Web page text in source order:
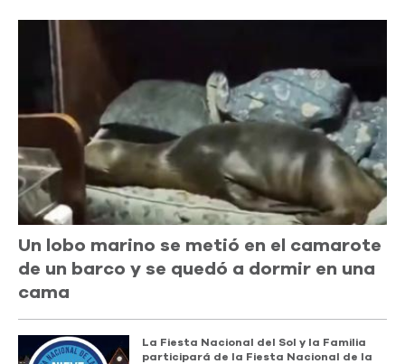
Un lobo marino se metió en el camarote
de un barco y se quedó a dormir en una
cama
La Fiesta Nacional del Sol y la Familia
participará de la Fiesta Nacional de la